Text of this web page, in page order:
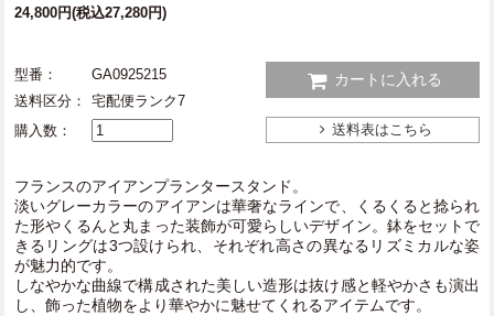
24,800円(税込27,280円)
型番：
GA0925215
送料区分：
宅配便ランク7
購入数：
カートに入れる
送料表はこちら
フランスのアイアンプランタースタンド。
淡いグレーカラーのアイアンは華奢なラインで、くるくると捻られ
た形やくるんと丸まった装飾が可愛らしいデザイン。鉢をセットで
きるリングは3つ設けられ、それぞれ高さの異なるリズミカルな姿
が魅力的です。
しなやかな曲線で構成された美しい造形は抜け感と軽やかさも演出
し、飾った植物をより華やかに魅せてくれるアイテムです。